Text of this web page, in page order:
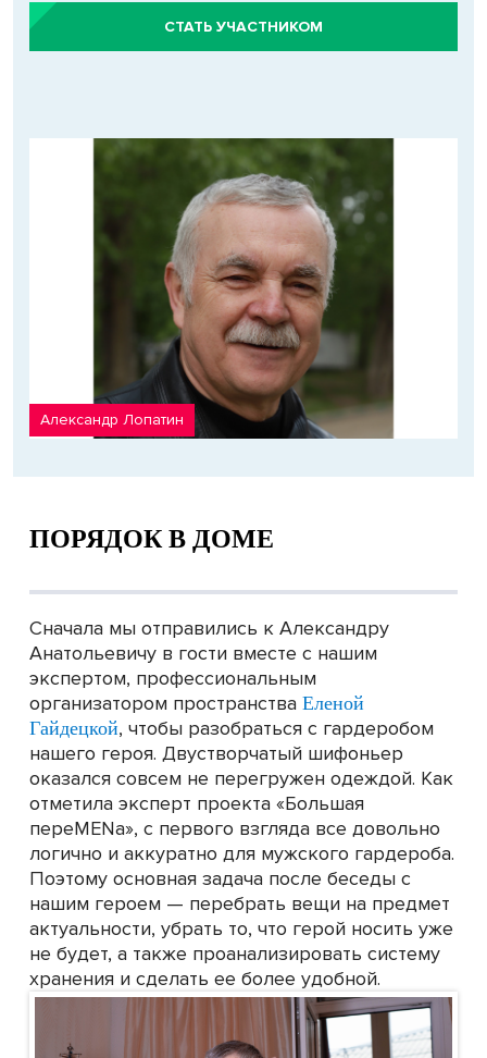
СТАТЬ УЧАСТНИКОМ
Александр Лопатин
ПОРЯДОК В ДОМЕ
Сначала мы отправились к Александру
Анатольевичу в гости вместе с нашим
экспертом, профессиональным
организатором пространства Еленой
Гайдецкой, чтобы разобраться с гардеробом
нашего героя. Двустворчатый шифоньер
оказался совсем не перегружен одеждой. Как
отметила эксперт проекта «Большая
переMENа», с первого взгляда все довольно
логично и аккуратно для мужского гардероба.
Поэтому основная задача после беседы с
нашим героем — перебрать вещи на предмет
актуальности, убрать то, что герой носить уже
не будет, а также проанализировать систему
хранения и сделать ее более удобной.